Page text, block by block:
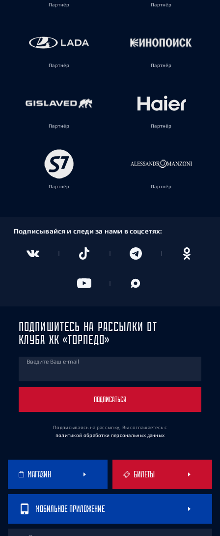
Партнёр Партнёр
Партнёр Партнёр
Партнёр Партнёр
Партнёр Партнёр
Подписывайся и следи за нами в соцсетях:
ПОДПИШИТЕСЬ НА РАССЫЛКИ ОТ
КЛУБА ХК «ТОРПЕДО»
Введите Ваш e-mail
ПОДПИСАТЬСЯ
Подписываясь на рассылку, Вы соглашаетесь с
политикой обработки персональных данных
МАГАЗИН БИЛЕТЫ
МОБИЛЬНОЕ ПРИЛОЖЕНИЕ